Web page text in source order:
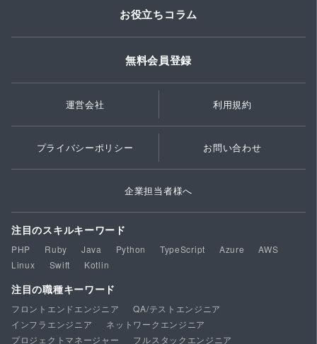
お役立ちコラム
無料会員登録
運営会社 利用規約
プライバシーポリシー お問い合わせ
企業担当者様へ
注目のスキルキーワード
PHP Ruby Java Python TypeScript Azure
AWS
Linux
Swift Kotlin
注目の職種キーワード
フロントエンドエンジニア
QA/テストエンジニア
インフラエンジニア
ネットワークエンジニア
プロジェクトマネージャー
フルスタックエンジニア